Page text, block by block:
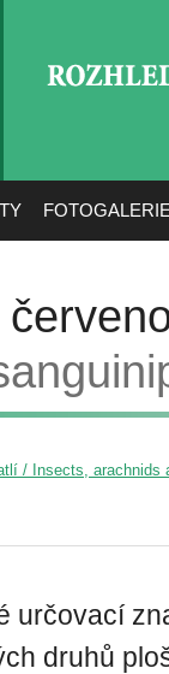
/ Insects, arachnids
určovací
druhů